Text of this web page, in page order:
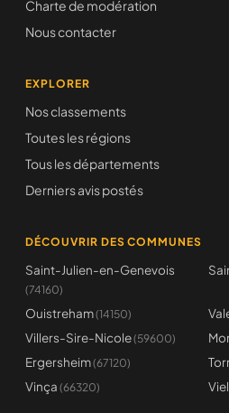
Charte de modération
Nous contacter
EXPLORER
Nos classements
Toutes les régions
Tous les départements
Derniers avis postés
DÉCOUVRIR DES COMMUNES
Saint-Julien-en-Genevois
(74160)
Ouistreham(14150)
Villers-Sire-Nicole(59600)
Ergersheim(67120)
Vinça (66320)